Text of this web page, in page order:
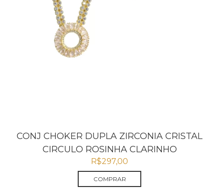
CONJ CHOKER DUPLA ZIRCONIA CRISTAL
CIRCULO ROSINHA CLARINHO
R$297,00
COMPRAR